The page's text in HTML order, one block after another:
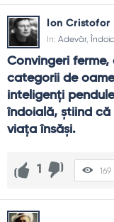
Ion Cristofor
In: Adevăr,
Convingeri
categorii de
inteligenţi
îndoială, ştiind că
viaţa însăşi.
1 169